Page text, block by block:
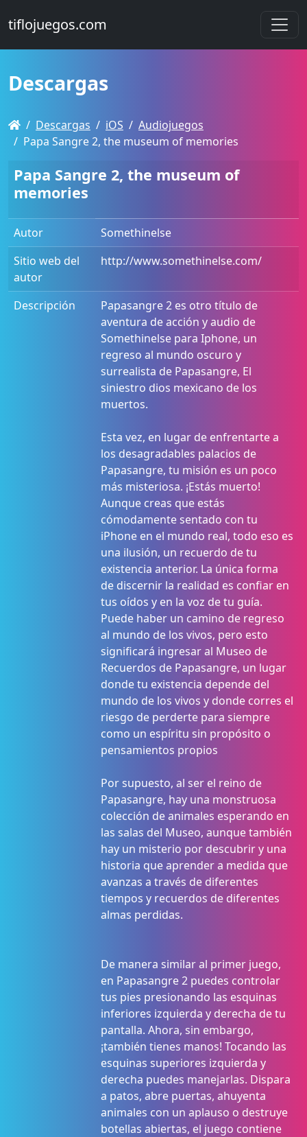
tiflojuegos.com
Descargas
Descargas iOS
Audiojuegos
Papa Sangre 2, the museum of memories
Papa Sangre 2, the museum of
memories
Autor
Somethinelse
Sitio web del
autor
http://www.somethinelse.com/
Descripción
Papasangre 2 es otro título de
aventura de acción y audio de
Somethinelse para Iphone, un
regreso al mundo oscuro y
surrealista de Papasangre, El
siniestro dios mexicano de los
muertos.
Esta vez, en lugar de enfrentarte a
los desagradables palacios de
Papasangre, tu misión es un poco
más misteriosa. ¡Estás muerto!
Aunque creas que estás
cómodamente sentado con tu
iPhone en el mundo real, todo eso es
una ilusión, un recuerdo de tu
existencia anterior. La única forma
de discernir la realidad es confiar en
tus oídos y en la voz de tu guía.
Puede haber un camino de regreso
al mundo de los vivos, pero esto
significará ingresar al Museo de
Recuerdos de Papasangre, un lugar
donde tu existencia depende del
mundo de los vivos y donde corres el
riesgo de perderte para siempre
como un espíritu sin propósito o
pensamientos propios
Por supuesto, al ser el reino de
Papasangre, hay una monstruosa
colección de animales esperando en
las salas del Museo, aunque también
hay un misterio por descubrir y una
historia que aprender a medida que
avanzas a través de diferentes
tiempos y recuerdos de diferentes
almas perdidas.
De manera similar al primer juego,
en Papasangre 2 puedes controlar
tus pies presionando las esquinas
inferiores izquierda y derecha de tu
pantalla. Ahora, sin embargo,
¡también tienes manos! Tocando las
esquinas superiores izquierda y
derecha puedes manejarlas. Dispara
a patos, abre puertas, ahuyenta
animales con un aplauso o destruye
botellas abiertas, el juego contiene